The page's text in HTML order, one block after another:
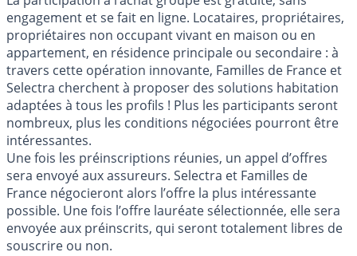
engagement et se fait en ligne. Locataires, propriétaires,
propriétaires non occupant vivant en maison ou en
appartement, en résidence principale ou secondaire : à
travers cette opération innovante, Familles de France et
Selectra cherchent à proposer des solutions habitation
adaptées à tous les profils ! Plus les participants seront
nombreux, plus les conditions négociées pourront être
intéressantes.
Une fois les préinscriptions réunies, un appel d’offres
sera envoyé aux assureurs. Selectra et Familles de
France négocieront alors l’offre la plus intéressante
possible. Une fois l’offre lauréate sélectionnée, elle sera
envoyée aux préinscrits, qui seront totalement libres de
souscrire ou non.